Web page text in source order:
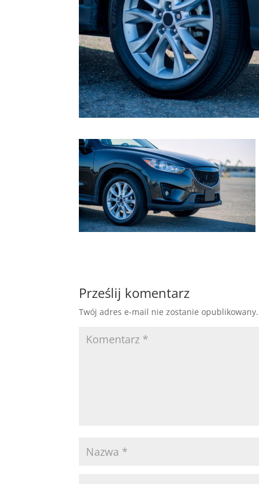
Prześlij komentarz
Twój adres e-mail nie zostanie opublikowany.